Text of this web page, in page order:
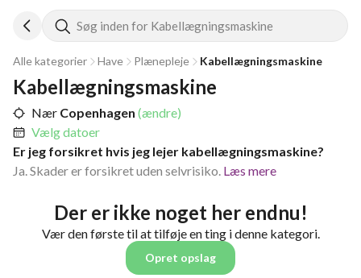
Søg inden for Kabellægningsmaskine
Alle kategorier Have Plænepleje Kabellægningsmaskine
Kabellægningsmaskine
Nær Copenhagen (ændre)
Vælg datoer
Er jeg forsikret hvis jeg lejer kabellægningsmaskine?
Ja. Skader er forsikret uden selvrisiko. Læs mere
Der er ikke noget her endnu!
Vær den første til at tilføje en ting i denne kategori.
Opret opslag